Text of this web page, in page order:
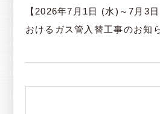
【2026年7月1日 (水)～7月3
おけるガス管入替工事のお知